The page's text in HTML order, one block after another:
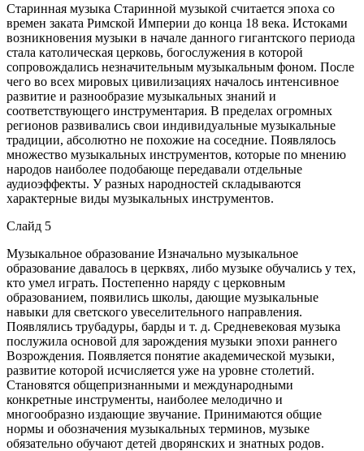
Старинная музыка Старинной музыкой считается эпоха со
времен заката Римской Империи до конца 18 века. Истоками
возникновения музыки в начале данного гигантского периода
стала католическая церковь, богослужения в которой
сопровождались незначительным музыкальным фоном. После
чего во всех мировых цивилизациях началось интенсивное
развитие и разнообразие музыкальных знаний и
соответствующего инструментария. В пределах огромных
регионов развивались свои индивидуальные музыкальные
традиции, абсолютно не похожие на соседние. Появлялось
множество музыкальных инструментов, которые по мнению
народов наиболее подобающе передавали отдельные
аудиоэффекты. У разных народностей складываются
характерные виды музыкальных инструментов.
Слайд 5
Музыкальное образование Изначально музыкальное
образование давалось в церквях, либо музыке обучались у тех,
кто умел играть. Постепенно наряду с церковным
образованием, появились школы, дающие музыкальные
навыки для светского увеселительного направления.
Появлялись трубадуры, барды и т. д. Средневековая музыка
послужила основой для зарождения музыки эпохи раннего
Возрождения. Появляется понятие академической музыки,
развитие которой исчисляется уже на уровне столетий.
Становятся общепризнанными и международными
конкретные инструменты, наиболее мелодично и
многообразно издающие звучание. Принимаются общие
нормы и обозначения музыкальных терминов, музыке
обязательно обучают детей дворянских и знатных родов.